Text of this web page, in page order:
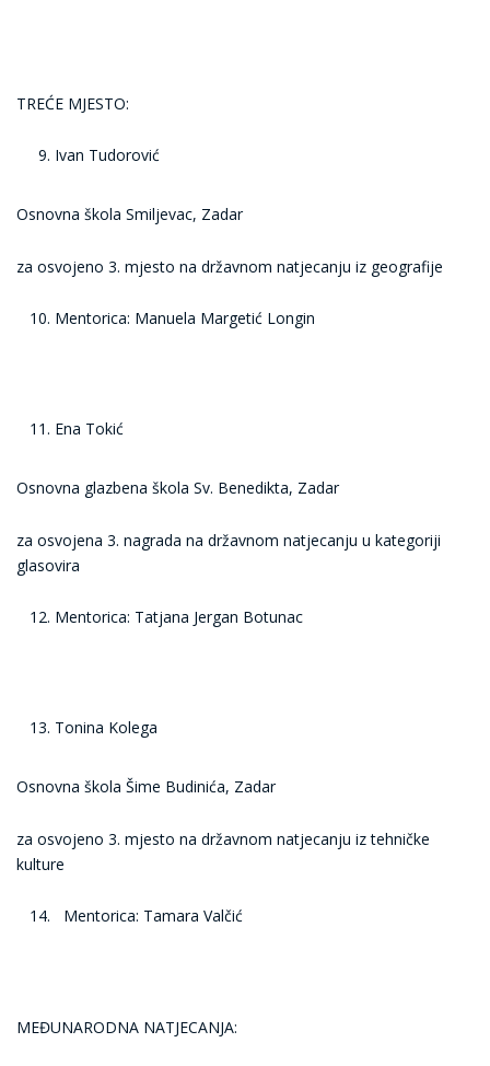
TREĆE MJESTO:
Ivan Tudorović
Osnovna škola Smiljevac, Zadar
za osvojeno 3. mjesto na državnom natjecanju iz geografije
Mentorica: Manuela Margetić Longin
Ena Tokić
Osnovna glazbena škola Sv. Benedikta, Zadar
za osvojena 3. nagrada na državnom natjecanju u kategoriji
glasovira
Mentorica: Tatjana Jergan Botunac
Tonina Kolega
Osnovna škola Šime Budinića, Zadar
za osvojeno 3. mjesto na državnom natjecanju iz tehničke
kulture
Mentorica: Tamara Valčić
MEĐUNARODNA NATJECANJA: